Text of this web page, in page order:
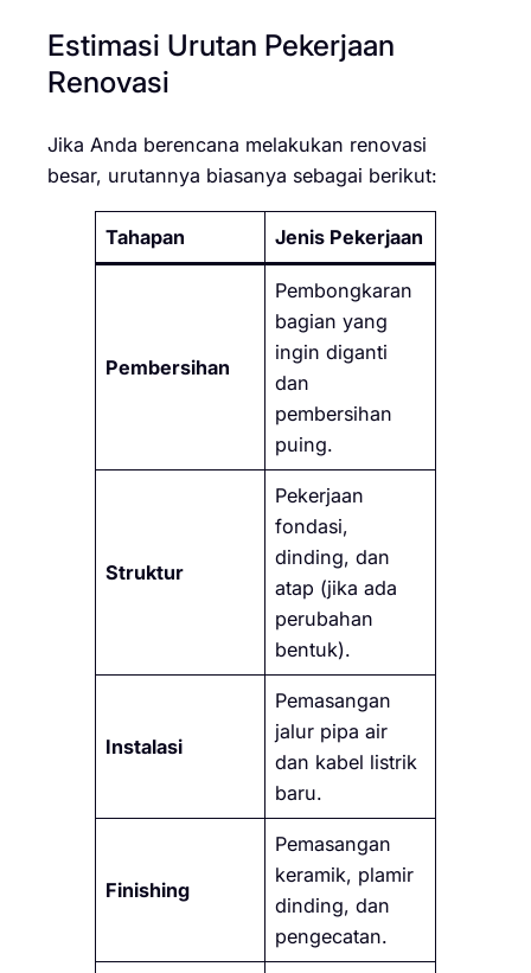
Estimasi Urutan Pekerjaan
Renovasi
Jika Anda berencana melakukan renovasi
besar, urutannya biasanya sebagai berikut:
Tahapan Jenis Pekerjaan
Pembersihan
Pembongkaran
bagian yang
ingin diganti
dan
pembersihan
puing.
Struktur
Pekerjaan
fondasi,
dinding, dan
atap (jika ada
perubahan
bentuk).
Instalasi
Pemasangan
jalur pipa air
dan kabel listrik
baru.
Finishing
Pemasangan
keramik, plamir
dinding, dan
pengecatan.